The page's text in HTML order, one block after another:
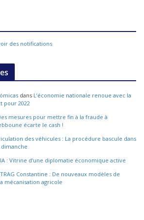
des notifications
dans L’économie nationale renoue avec la
pour 2022
mesures pour mettre fin à la fraude à
écarte le cash !
des véhicules : La procédure bascule dans
: Vitrine d’une diplomatie économique active
Constantine : De nouveaux modèles de
mécanisation agricole